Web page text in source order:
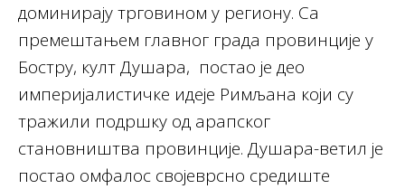
доминирају трговином у региону. Са
премештањем главног града провинције у
Бостру, култ Душара, постао је део
империјалистичке идеје Римљана који су
тражили подршку од арапског
становништва провинције. Душара-ветил је
постао омфалос својеврсно средиште